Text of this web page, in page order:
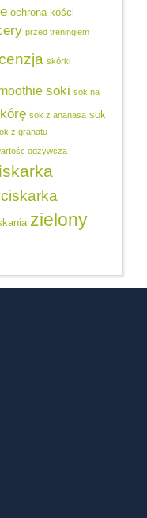
ochrona kości
przed treningiem
skórki
soki sok na
sok z ananasa sok
z granatu
odżywcza
zielony